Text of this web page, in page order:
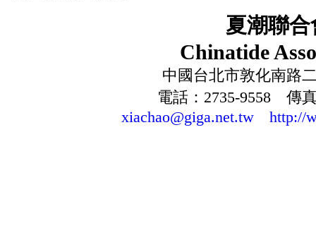
夏潮聯合
Chinatide
中國台北市敦化南路
電話：2735-9558 傳
xiachao@giga.net.tw
http://